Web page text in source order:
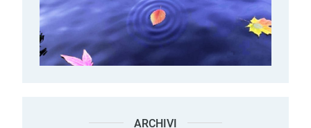
ARCHIVI Archivi